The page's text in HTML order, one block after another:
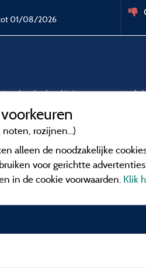
01/08/2026
ouder zijn dan drie jaar en een controle
noten, rozijnen...)
alleen de noodzakelijke
voor gerichtte
in de cookie voorwaarden. Klik